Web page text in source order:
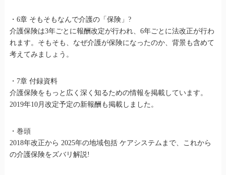
・6章 そもそもなんで介護の「保険」?
介護保険は3年ごとに報酬改定が行われ、6年ごとに法改正が行わ
れます。そもそも、なぜ介護が保険になったのか、背景も含めて
考えてみましょう。
・7章 付録資料
介護保険をもっと広く深く知るための情報を掲載しています。
2019年10月改定予定の新報酬も掲載しました。
・巻頭
2018年改正から 2025年の地域包括 ケアシステムまで、これから
の介護保険をズバリ解説!